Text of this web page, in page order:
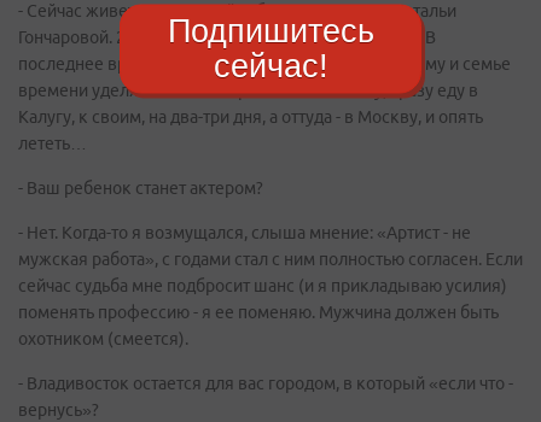
- Сейчас живет под Калугой, в бывшем имении Натальи
Гончаровой. 200 километров от Москвы, недалеко. В
последнее время я почти всегда в разъездах, поэтому и семье
времени уделяю мало. Но прилетаю в Москву, сразу еду в
Калугу, к своим, на два-три дня, а оттуда - в Москву, и опять
лететь…
- Ваш ребенок станет актером?
- Нет. Когда-то я возмущался, слыша мнение: «Артист - не
мужская работа», с годами стал с ним полностью согласен. Если
сейчас судьба мне подбросит шанс (и я прикладываю усилия)
поменять профессию - я ее поменяю. Мужчина должен быть
охотником (смеется).
- Владивосток остается для вас городом, в который «если что -
вернусь»?
Подпишитесь
сейчас!